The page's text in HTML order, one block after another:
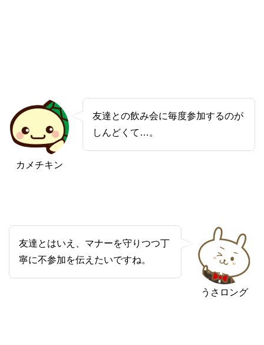
カメチキン
友達との飲み会に毎度参加するのが
しんどくて…。
うさロング
友達とはいえ、マナーを守りつつ丁
寧に不参加を伝えたいですね。